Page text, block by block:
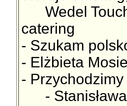
Wedel Touch
catering
- Szukam
- Elżbieta
-
- Stanisława